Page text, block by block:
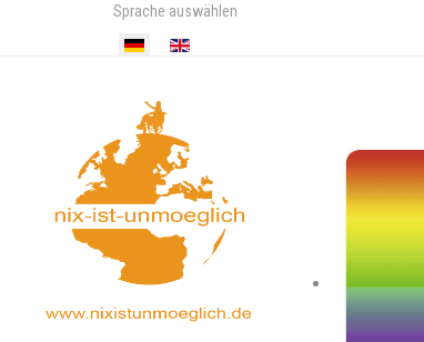
Sprache auswählen